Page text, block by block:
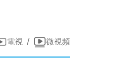
電視 / 微視頻